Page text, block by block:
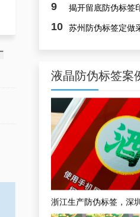
9
10 苏州防伪标签定做
液晶防伪标签案